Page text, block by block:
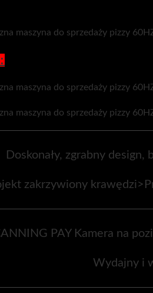
Doskonały, zgrabny
zakrzywiony
PAY Kamera na
Wydajny i